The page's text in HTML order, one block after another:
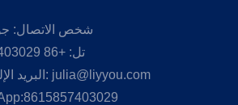
شخص الاتصال:
تل: +86 15857403029
البريد الإلكتروني: julia@liyyou.com